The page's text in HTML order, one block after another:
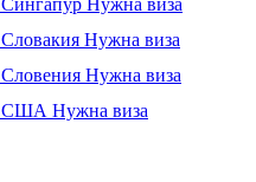
Сингапур Нужна виза
Словакия Нужна виза
Словения Нужна виза
США Нужна виза